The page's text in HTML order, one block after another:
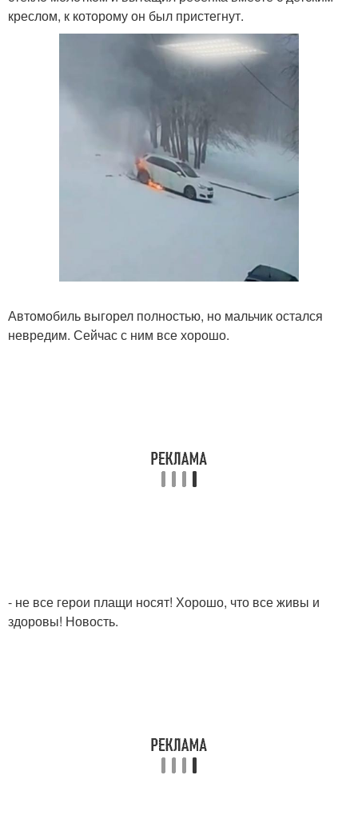
креслом, к которому он был пристегнут.
Автомобиль выгорел полностью, но мальчик остался
невредим. Сейчас с ним все хорошо.
- не все герои плащи носят! Хорошо, что все живы и
здоровы! Новость.